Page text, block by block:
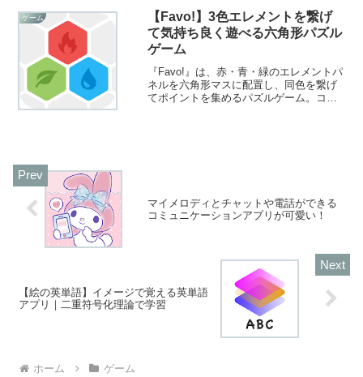
ゲーム
【Favo!】3色エレメントを繋げ
て気持ち良く遊べる六角形パズル
ゲーム
『Favo!』は、赤・青・緑のエレメントパ
ネルを六角形マスに配置し、同色を繋げ
てポイントを集めるパズルゲーム。コン
マイメロディとチャットや電話ができる
コミュニケーションアプリが可愛い！
【絵の英単語】イメージで覚える英単語
アプリ｜二重符号化理論で学習
ホーム ゲーム